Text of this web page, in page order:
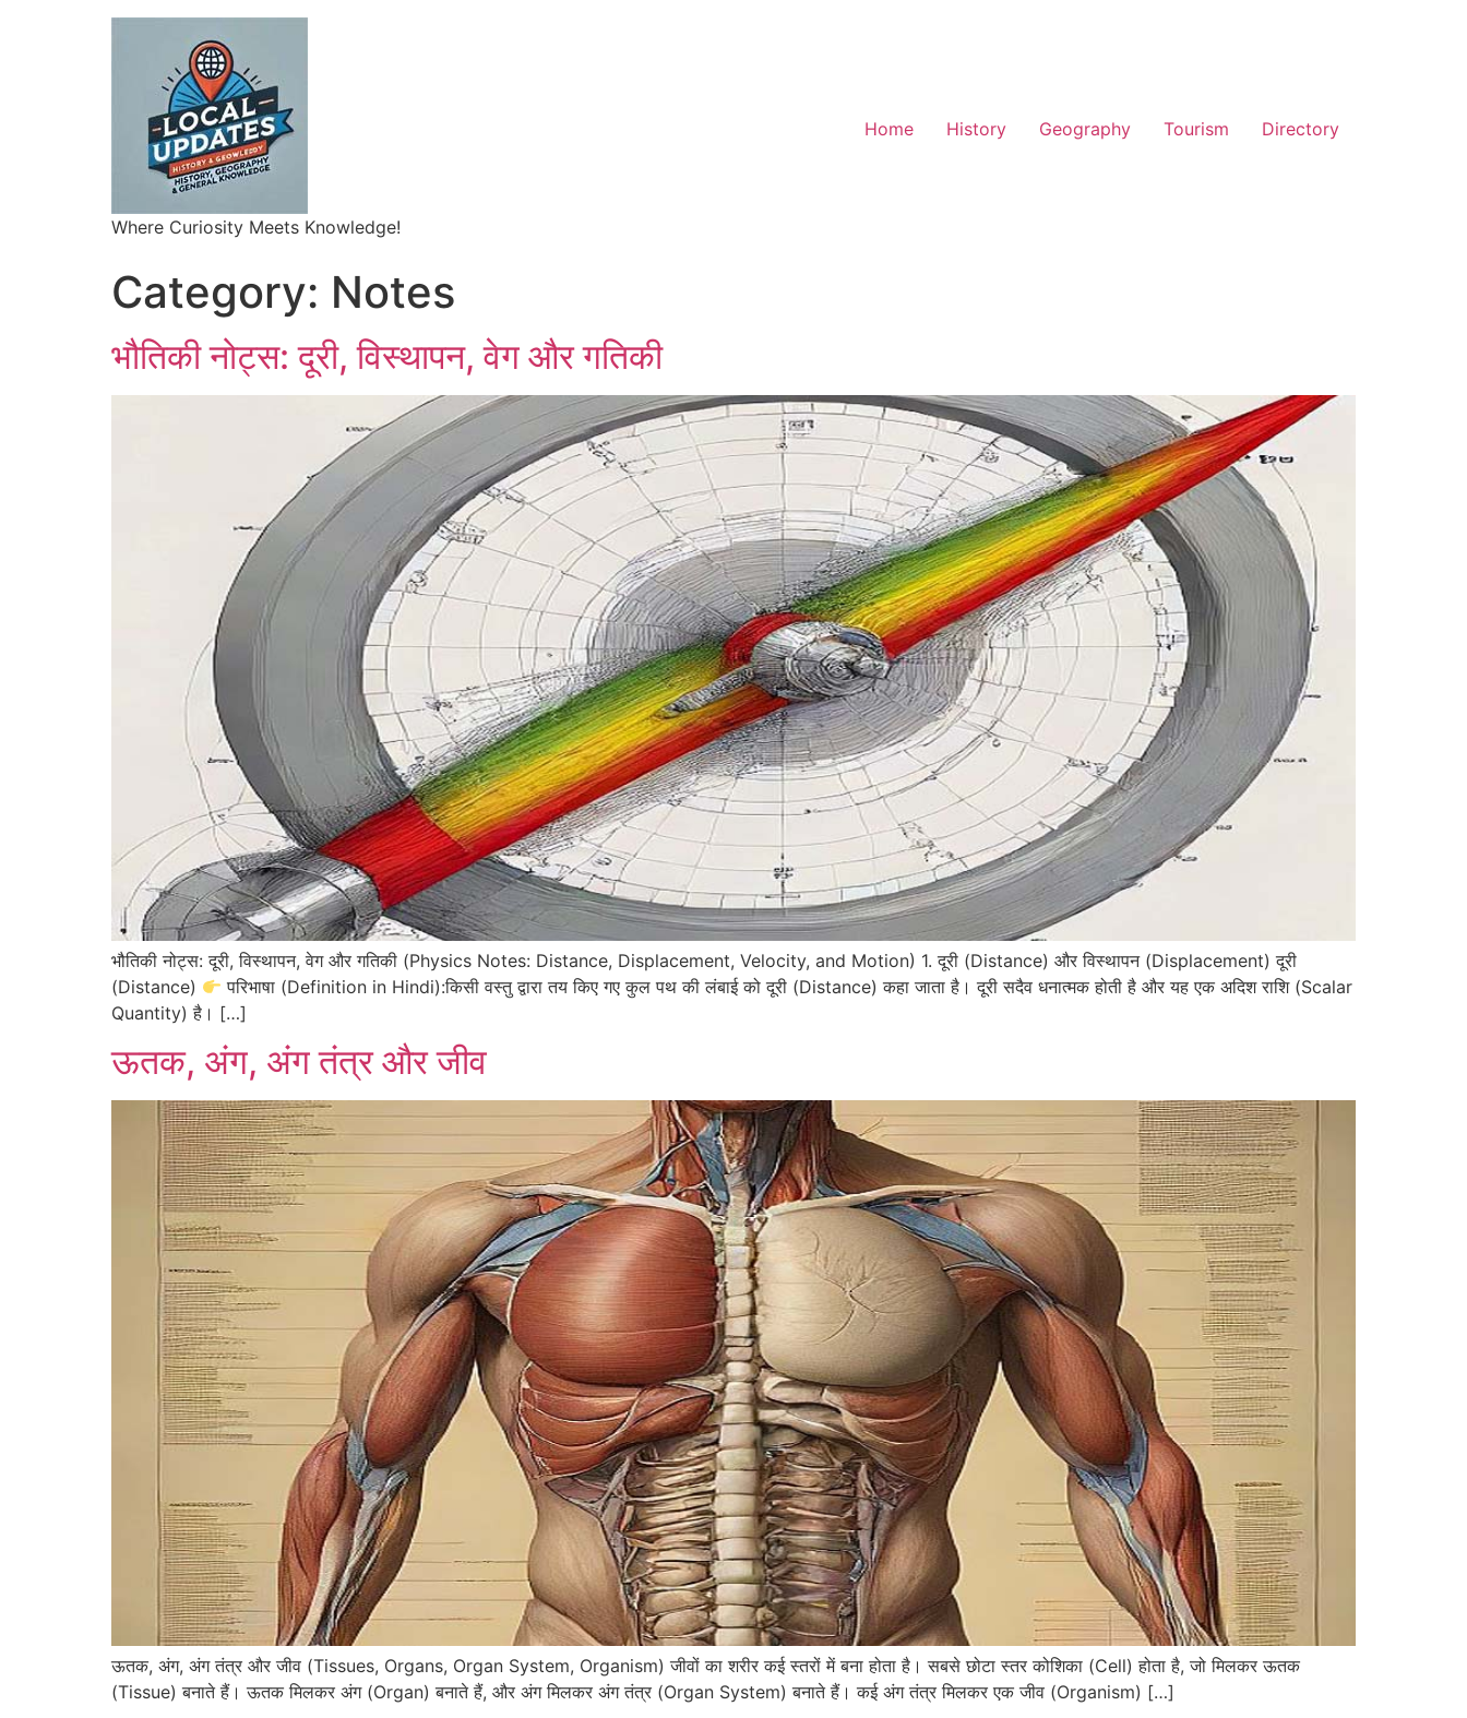
Where Curiosity Meets Knowledge!
Home History Geography Tourism Directory
Category: Notes
भौतिकी नोट्स: दूरी, विस्थापन, वेग और गतिकी
भौतिकी नोट्स: दूरी, विस्थापन, वेग और गतिकी (Physics Notes: Distance, Displacement, Velocity, and Motion) 1. दूरी (Distance) और विस्थापन (Displacement) दूरी
(Distance)
परिभाषा (Definition in Hindi):किसी वस्तु द्वारा तय किए गए कुल पथ की लंबाई को दूरी (Distance) कहा जाता है। दूरी सदैव धनात्मक होती है और यह एक अदिश राशि (Scalar
Quantity) है। […]
ऊतक, अंग, अंग तंत्र और जीव
ऊतक, अंग, अंग तंत्र और जीव (Tissues, Organs, Organ System, Organism) जीवों का शरीर कई स्तरों में बना होता है। सबसे छोटा स्तर कोशिका (Cell) होता है, जो मिलकर ऊतक
(Tissue) बनाते हैं। ऊतक मिलकर अंग (Organ) बनाते हैं, और अंग मिलकर अंग तंत्र (Organ System) बनाते हैं। कई अंग तंत्र मिलकर एक जीव (Organism) […]